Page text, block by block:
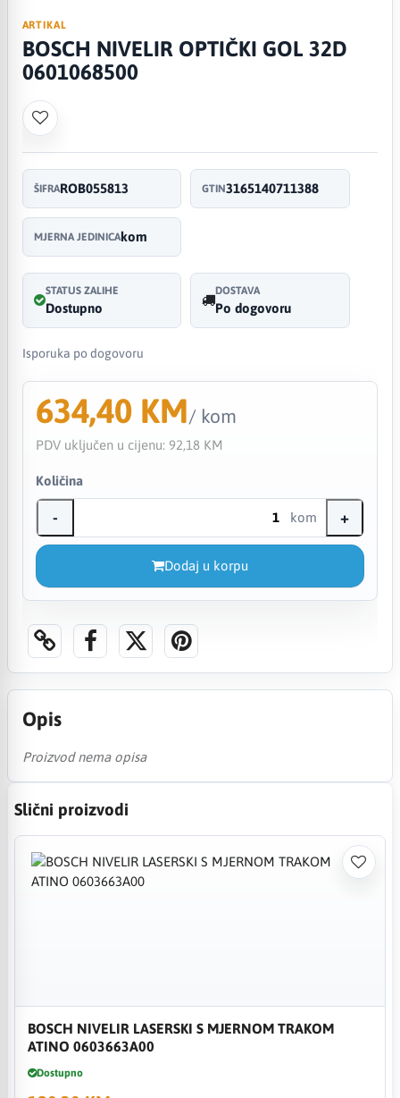
ARTIKAL
BOSCH NIVELIR OPTIČKI GOL 32D
0601068500
ŠIFRAROB055813 GTIN3165140711388
MJERNA JEDINICAkom
STATUS ZALIHE
Dostupno
DOSTAVA
Po dogovoru
Isporuka po dogovoru
634,40 KM/ kom
PDV uključen u cijenu: 92,18 KM
Količina
- kom +
Dodaj u korpu
Opis
Proizvod nema opisa
Slični proizvodi
BOSCH NIVELIR LASERSKI S MJERNOM TRAKOM
ATINO 0603663A00
Dostupno